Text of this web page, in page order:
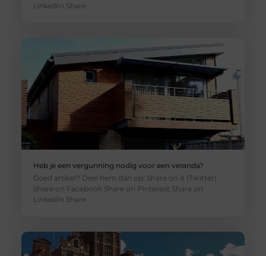
LinkedIn Share
Heb je een vergunning nodig voor een veranda?
Goed artikel? Deel hem dan op: Share on X (Twitter)
Share on Facebook Share on Pinterest Share on
LinkedIn Share